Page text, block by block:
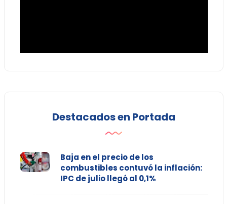
Destacados en Portada
Baja en el precio de los
combustibles contuvó la inflación:
IPC de julio llegó al 0,1%